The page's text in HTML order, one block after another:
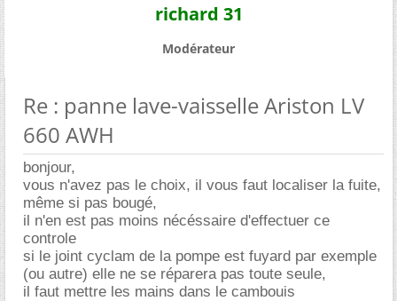
richard 31
Modérateur
Re : panne lave-vaisselle Ariston LV
660 AWH
bonjour,
vous n'avez pas le choix, il vous faut localiser la fuite,
même si pas bougé,
il n'en est pas moins nécéssaire d'effectuer ce
controle
si le joint cyclam de la pompe est fuyard par exemple
(ou autre) elle ne se réparera pas toute seule,
il faut mettre les mains dans le cambouis